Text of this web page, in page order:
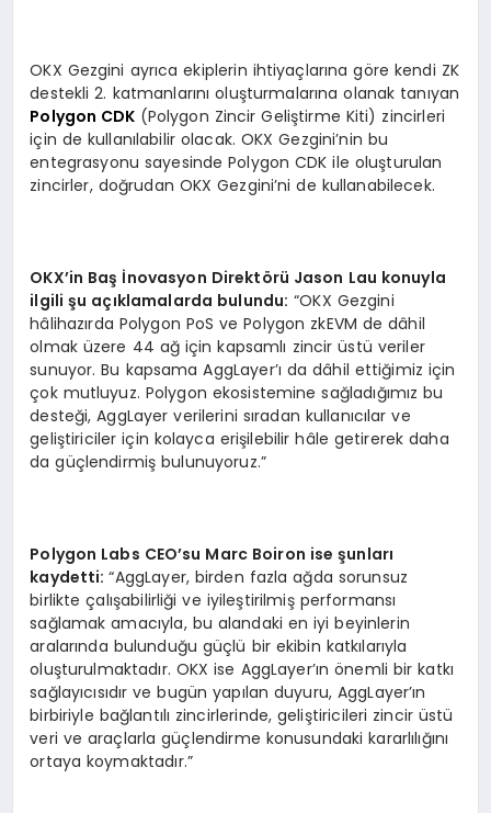
OKX Gezgini ayrıca ekiplerin ihtiyaçlarına göre kendi ZK
destekli 2. katmanlarını oluşturmalarına olanak tanıyan
Polygon CDK (Polygon Zincir Geliştirme Kiti) zincirleri
için de kullanılabilir olacak. OKX Gezgini’nin bu
entegrasyonu sayesinde Polygon CDK ile oluşturulan
zincirler, doğrudan OKX Gezgini’ni de kullanabilecek.
OKX’in Baş İnovasyon Direktörü Jason Lau konuyla
ilgili şu açıklamalarda bulundu: “OKX Gezgini
hâlihazırda Polygon PoS ve Polygon zkEVM de dâhil
olmak üzere 44 ağ için kapsamlı zincir üstü veriler
sunuyor. Bu kapsama AggLayer’ı da dâhil ettiğimiz için
çok mutluyuz. Polygon ekosistemine sağladığımız bu
desteği, AggLayer verilerini sıradan kullanıcılar ve
geliştiriciler için kolayca erişilebilir hâle getirerek daha
da güçlendirmiş bulunuyoruz.”
Polygon Labs CEO’su Marc Boiron ise şunları
kaydetti:“AggLayer, birden fazla ağda sorunsuz
birlikte çalışabilirliği ve iyileştirilmiş performansı
sağlamak amacıyla, bu alandaki en iyi beyinlerin
aralarında bulunduğu güçlü bir ekibin katkılarıyla
oluşturulmaktadır. OKX ise AggLayer’ın önemli bir katkı
sağlayıcısıdır ve bugün yapılan duyuru, AggLayer’ın
birbiriyle bağlantılı zincirlerinde, geliştiricileri zincir üstü
veri ve araçlarla güçlendirme konusundaki kararlılığını
ortaya koymaktadır.”